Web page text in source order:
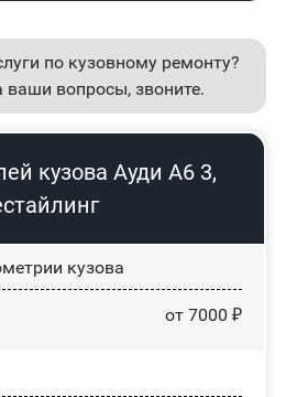
по кузовному ремонту?
вопросы, звоните.
кузова Ауди А6 3,
кузова
от 7000 ₽